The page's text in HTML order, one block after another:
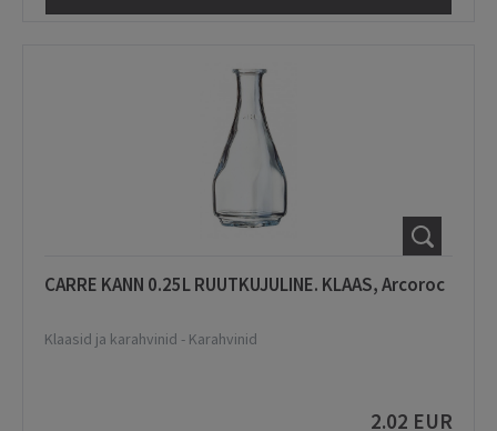
CARRE KANN 0.25L RUUTKUJULINE. KLAAS, Arcoroc
Klaasid ja karahvinid - Karahvinid
2.02 EUR